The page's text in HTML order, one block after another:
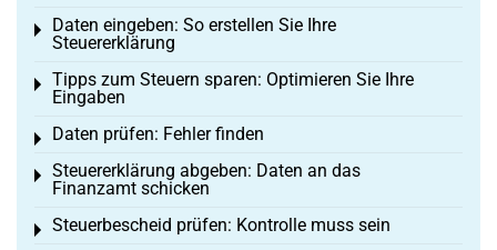
Daten eingeben: So erstellen Sie Ihre
Steuererklärung
Toggle menu
Tipps zum Steuern sparen: Optimieren Sie Ihre
Eingaben
Toggle menu
Daten prüfen: Fehler finden
Toggle menu
Steuererklärung abgeben: Daten an das
Finanzamt schicken
Toggle menu
Steuerbescheid prüfen: Kontrolle muss sein
Toggle menu